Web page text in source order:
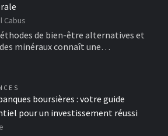
Cabus
de bien-être alternatives et
minéraux connaît une…
boursières : votre guide
pour un investissement réussi